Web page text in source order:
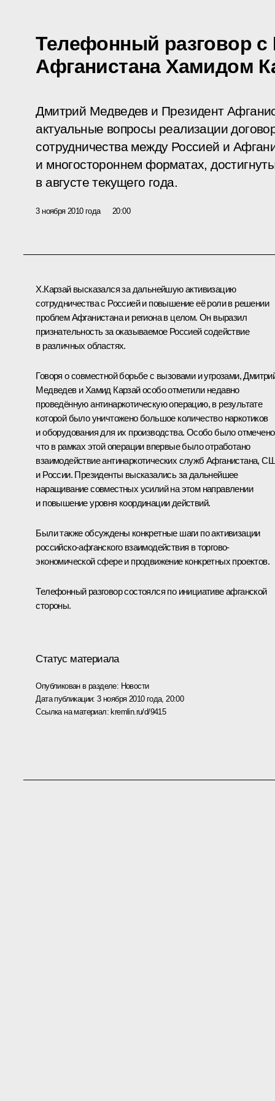
Телефонный разговор с
Афганистана Хамидом
Дмитрий Медведев и Президент
актуальные вопросы реализации
сотрудничества между Россией и
и многостороннем форматах,
в августе текущего года.
3 ноября 2010 года 20:00
Х.Карзайвысказался за дальнейшую активизацию
сотрудничества с Россией и повышение её роли в решении
проблем Афганистана и региона в целом. Он выразил
признательность за оказываемое Россией содействие
в различных областях.
Говоря о совместной борьбе с вызовами и угрозами,
Медведев и Хамид Карзай особо отметили недавно
проведённую антинаркотическую операцию, в результате
которой было уничтожено большое количество наркотиков
и оборудования для их производства. Особо было
что в рамках этой операции впервые было отработано
взаимодействие антинаркотических служб Афганистана,
и России. Президенты высказались за дальнейшее
наращивание совместных усилий на этом направлении
и повышение уровня координации действий.
Были также обсуждены конкретные шаги по активизации
российско-афганского взаимодействия в торгово-
экономической сфере и продвижение конкретных проектов.
Телефонный разговор состоялся по инициативе афганской
стороны.
Статус материала
Опубликован в разделе: Новости
Дата публикации:3 ноября 2010 года, 20:00
Ссылка на материал: kremlin.ru/d/9415